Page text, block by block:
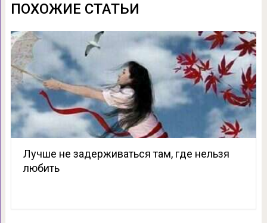
ПОХОЖИЕ СТАТЬИ
Лучше не задерживаться там, где нельзя
любить